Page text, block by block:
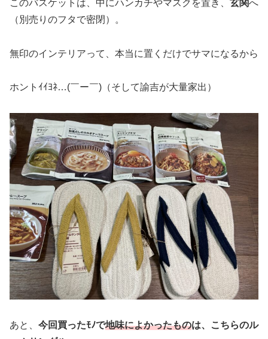
このバスケットは、中にハンカチやマスクを置き、 玄関へ
（別売りのフタで密閉）。
無印のインテリアって、本当に置くだけでサマになるから
ホントｲｲﾖﾈ…(￣ー￣)（そして諭吉が大量家出）
あと、 今回買ったﾓﾉで地味によかったものは、こちらのル